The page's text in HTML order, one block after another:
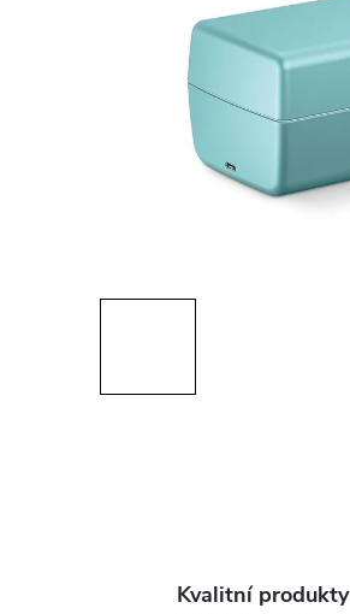
Kvalitní produkty